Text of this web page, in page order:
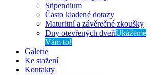
Stipendium
Často kladené dotazy
Maturitní a závěrečné zkoušky
Dny otevřených dveříUkážeme
Vám to!
Galerie
Ke stažení
Kontakty